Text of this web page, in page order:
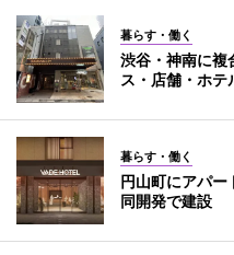
暮らす・働く
渋谷・神南に
ス・店舗・ホテ
暮らす・働く
円山町にアパ
同開発で建設